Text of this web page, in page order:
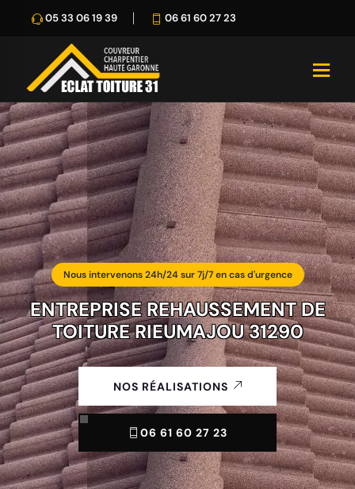
05 33 06 19 39 06 61 60 27 23
Nous intervenons 24h/24 sur 7j/7 en cas d'urgence
ENTREPRISE REHAUSSEMENT DE
TOITURE RIEUMAJOU 31290
NOS RÉALISATIONS
06 61 60 27 23